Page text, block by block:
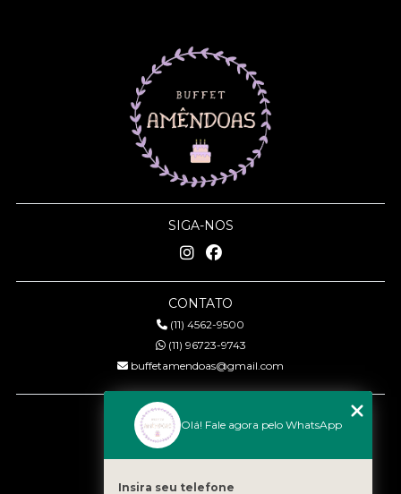
SIGA-NOS
CONTATO
(11) 4562-9500
(11) 96723-9743
buffetamendoas@gmail.com
MENU
Quem somos
Serviços
Olá! Fale agora pelo WhatsApp
Insira seu telefone